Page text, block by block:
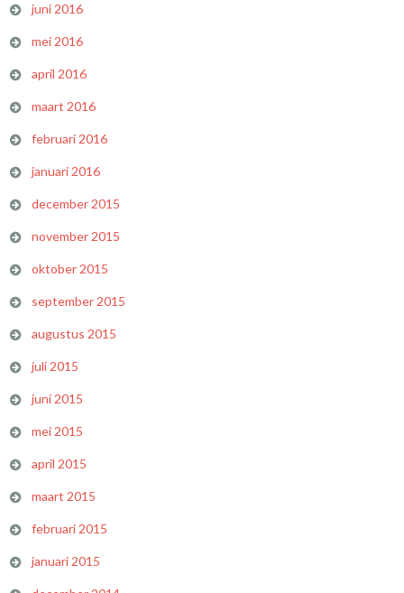
juni 2016
mei 2016
april 2016
maart 2016
februari 2016
januari 2016
december 2015
november 2015
oktober 2015
september 2015
augustus 2015
juli 2015
juni 2015
mei 2015
april 2015
maart 2015
februari 2015
januari 2015